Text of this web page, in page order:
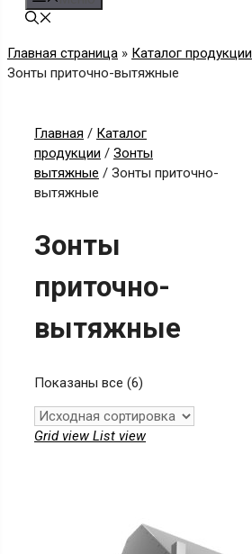
Главная страница » Каталог продукции
Зонты приточно-вытяжные
Главная / Каталог
продукции / Зонты
вытяжные / Зонты приточно-
вытяжные
Зонты
приточно-
вытяжные
Показаны все (6)
Grid view List view